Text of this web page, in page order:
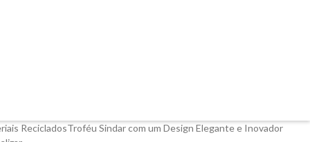
RecicladosTroféu Sindar com um Design Elegante e Inovador